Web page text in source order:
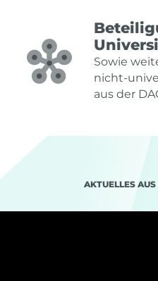
Sowie
aus der
AKTUELLES